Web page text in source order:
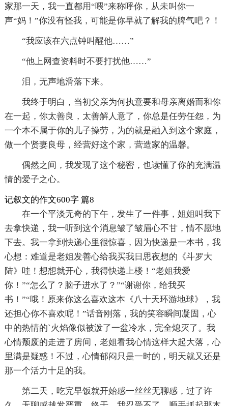
家那一天，我一直都用“喂”来称呼你，从未叫你一
声“妈！”你没有怪我，可能是你早就了解我的脾气吧？！
“我应该在六点钟叫醒他……”
“他上网查资料时不要打扰他……”
泪，无声地滑落下来。
我终于明白，当初父亲为何执意要和母亲离婚而和你
在一起，你太善良，太善解人意了，你总是任劳任怨，为
一个本不属于你的儿子操劳，为的就是融入到这个家庭，
做一个贤妻良母，经营好这个家，营造家的温馨。
偶然之间，我发现了这个秘密，也读懂了你的充满温
情的爱子之心。
记叙文的作文600字 篇8
在一个平淡无奇的下午，发生了一件事，姐姐叫我下
去拿快递，我一听到这个消息皱了皱眉心不甘，情不愿地
下去。我一拿到快递心里很惊喜，因为快递是一本书，我
心想：难道是老姐发善心给我买我日思夜想的《斗罗大
陆》哇！想想就开心，我得快递上楼！“老姐我爱
你！”“怎么了？脑子进水了？”“谢谢你，给我买
书！”“哦！原来你这么喜欢这本《八十天环游地球》，我
还担心你不喜欢呢！”话音刚落，我的笑容瞬间凝固，心
中的热情的`火焰像似被泼了一盆冷水，完全熄灭了。我
心情颓废的走进了房间，老姐看我心情这样大起大落，心
里满是疑惑！不过，心情郁闷只是一时的，明天就又还是
那一个活力十足的我。
第二天，吃完早饭就开始感一丝丝无聊感，过了许